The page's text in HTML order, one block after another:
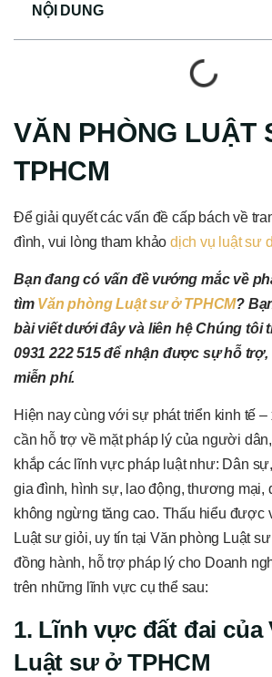
NỘI DUNG
VĂN PHÒNG LUẬT
TPHCM
Để giải quyết các vấn đề cấp bách về
đình, vui lòng tham khảodịch vụ luật sư
Bạn đang có vấn đề vướng mắc về
tìm Văn phòng Luật sư ở TPHCM?
bài viết dưới đây và liên hệ Chúng tôi
0931 222 515 để nhận được sự hỗ
miễn phí.
Hiện nay cùng với sự phát triển kinh tế –
cần hỗ trợ về mặt pháp lý của người
khắp các lĩnh vực pháp luật như: Dân
gia đình, hình sự, lao động, thương
không ngừng tăng cao. Thấu hiểu được
Luật sư giỏi, uy tín tại Văn phòng Luật
đồng hành, hỗ trợ pháp lý cho Doanh
trên những lĩnh vực cụ thể sau:
1. Lĩnh vực đất đai của
Luật sư ở TPHCM